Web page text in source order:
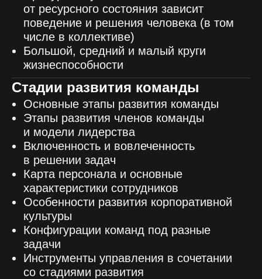
от ресурсного состояния зависит
поведение и решения человека (в том
числе в коллективе)
Большой, средний и малый круги
жизнеспособности
Стадии развития команды
Основные этапы развития команды
Этапы развития членов команды
и модели лидерства
Включенность и вовлеченность
в решении задач
Карта персонала и основные
характеристики сотрудников
Особенности развития корпоративной
культуры
Конфигурации команд под разные
задачи
Инструменты управления в сочетании
со стадиями развития